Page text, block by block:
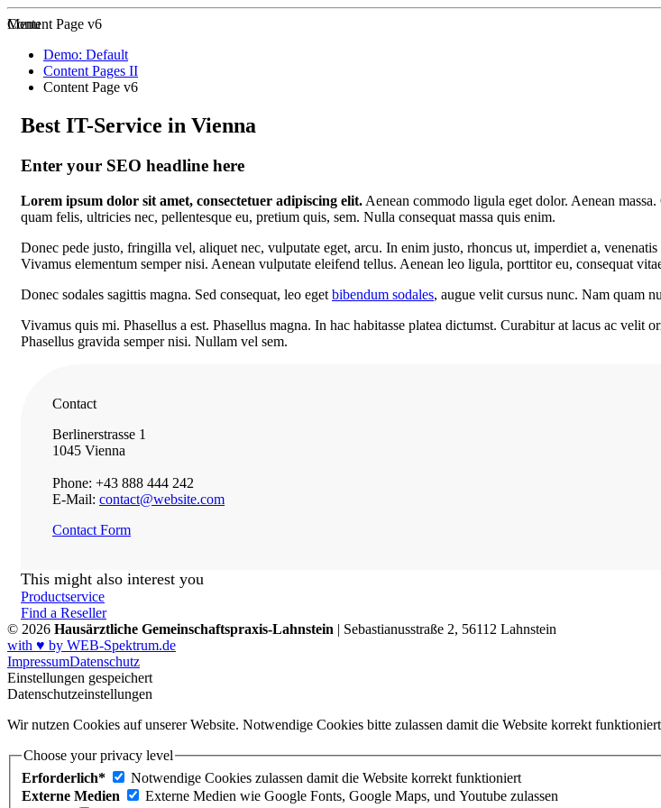
Zur Startseite
Menu
Content Page v6
Demo: Default
Content Pages II
Content Page v6
Best IT-Service in Vienna
Enter your SEO headline here
Lorem ipsum dolor sit amet, consectetuer adipiscing elit. Aenean commodo ligula eget dolor. Aenean
quam felis, ultricies nec, pellentesque eu, pretium quis, sem. Nulla consequat massa quis enim.
Donec pede justo, fringilla vel, aliquet nec, vulputate eget, arcu. In enim justo, rhoncus ut, imperdiet a,
Vivamus elementum semper nisi. Aenean vulputate eleifend tellus. Aenean leo ligula, porttitor eu, consequat
Donec sodales sagittis magna. Sed consequat, leo eget bibendum sodales, augue velit cursus nunc. Nam quam
Vivamus quis mi. Phasellus a est. Phasellus magna. In hac habitasse platea dictumst. Curabitur at lacus ac
Phasellus gravida semper nisi. Nullam vel sem.
Contact
Berlinerstrasse 1
1045 Vienna
Phone: +43 888 444 242
E-Mail: contact@website.com
Contact Form
This might also interest you
Productservice
Find a Reseller
© 2026 Hausärztliche Gemeinschaftspraxis-Lahnstein | Sebastianusstraße 2, 56112 Lahnstein
with ♥ by WEB-Spektrum.de
ImpressumDatenschutz
Einstellungen gespeichert
Datenschutzeinstellungen
Wir nutzen Cookies auf unserer Website. Notwendige Cookies bitte zulassen damit die Website korrekt
Choose your privacy level
Erforderlich*
Notwendige Cookies zulassen damit die Website korrekt funktioniert
Externe Medien
Externe Medien wie Google Fonts, Google Maps, und Youtube zulassen